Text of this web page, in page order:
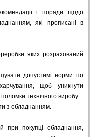
і поради щодо
які прописані в
яких розрахований
допустимі норми по
щоб уникнути
технічного виробу
з обладнанням.
при покупці обладнання,